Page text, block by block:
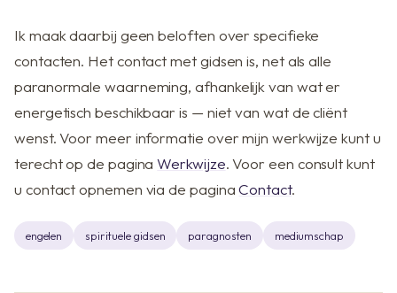
Ik maak daarbij geen beloften over specifieke
contacten. Het contact met gidsen is, net als alle
paranormale waarneming, afhankelijk van wat er
energetisch beschikbaar is — niet van wat de cliënt
wenst. Voor meer informatie over mijn werkwijze kunt u
terecht op de paginaWerkwijze. Voor een consult kunt
u contact opnemen via de paginaContact.
engelen spirituele gidsen paragnosten mediumschap